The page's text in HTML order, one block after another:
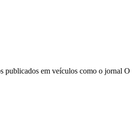
publicados em veículos como o jornal O